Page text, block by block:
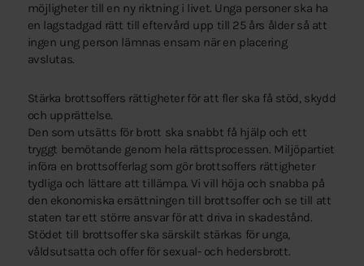
möjligheter till en ny riktning i livet. Unga personer ska ha
en lagstadgad rätt till eftervård upp till 25 års ålder så att
ingen ung person lämnas ensam när en placering
avslutas.
Stärka brottsoffers rättigheter för att fler ska få stöd, skydd
och upprättelse.
Den som utsätts för brott ska snabbt få hjälp och ett
tryggt bemötande genom hela rättsprocessen. Miljöpartiet
införa en brottsofferlag som gör brottsoffers rättigheter
tydliga och lättare att tillämpa. Vi vill höja och snabba på
den ekonomiska ersättningen till brottsoffer och se till att
staten tar ett större ansvar för att driva in skadestånd.
Stödet till brottsoffer ska särskilt stärkas för unga,
våldsutsatta och offer för sexual- och hedersbrott.